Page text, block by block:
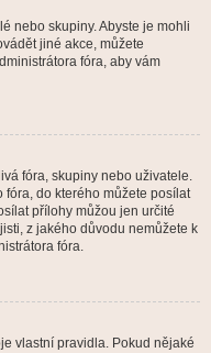
nebo skupiny. Abyste je mohli
jiné akce, můžete
fóra, aby vám
fóra, skupiny nebo uživatele.
do kterého můžete posílat
přílohy můžou jen určité
z jakého důvodu nemůžete k
fóra.
vlastní pravidla. Pokud nějaké